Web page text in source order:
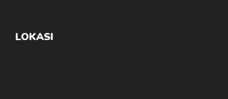
LOKASI